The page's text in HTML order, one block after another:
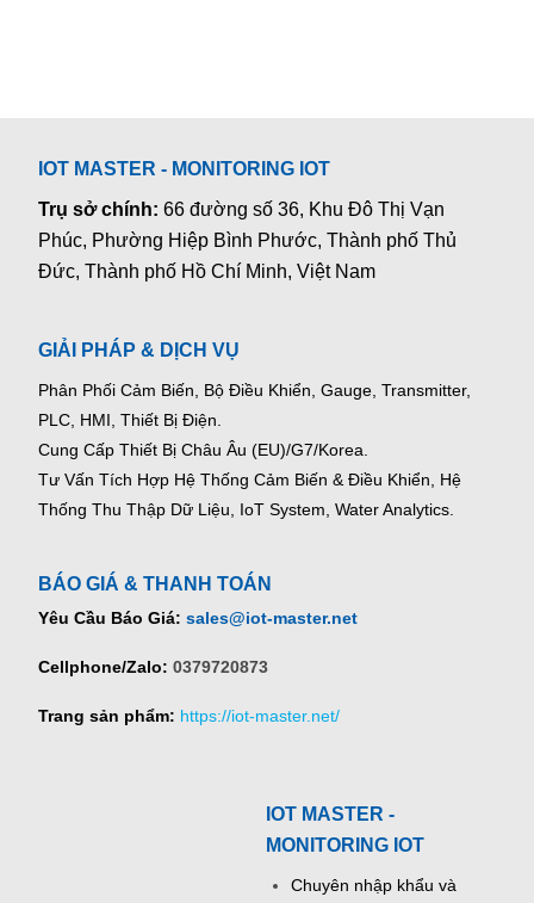
IOT MASTER - MONITORING IOT
Trụ sở chính:66 đường số 36, Khu Đô Thị Vạn
Phúc, Phường Hiệp Bình Phước, Thành phố Thủ
Đức, Thành phố Hồ Chí Minh, Việt Nam
GIẢI PHÁP & DỊCH VỤ
Phân Phối Cảm Biến, Bộ Điều Khiển, Gauge, Transmitter,
PLC, HMI, Thiết Bị Điện.
Cung Cấp Thiết Bị Châu Âu (EU)/G7/Korea.
Tư Vấn Tích Hợp Hệ Thống Cảm Biến & Điều Khiển, Hệ
Thống Thu Thập Dữ Liệu, IoT System, Water Analytics.
BÁO GIÁ & THANH TOÁN
Yêu Cầu Báo Giá: sales@iot-master.net
Cellphone/Zalo: 0379720873
Trang sản phẩm: https://iot-master.net/
IOT MASTER -
MONITORING IOT
Chuyên nhập khẩu và